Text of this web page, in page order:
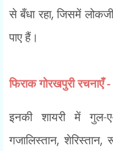
से बँधा रहा,जिसमें
पाए हैं।
फिराक गोरखपुरी रचनाएँ -
इनकी शायरी में गुल-
गजालिस्तान,शेरिस्तान,